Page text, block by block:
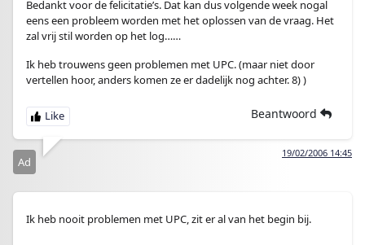
Bedankt voor de felicitatie’s. Dat kan dus volgende week nogal
eens een probleem worden met het oplossen van de vraag. Het
zal vrij stil worden op het log……
Ik heb trouwens geen problemen met UPC. (maar niet door
vertellen hoor, anders komen ze er dadelijk nog achter. 8) )
Beantwoord
19/02/2006 14:45
Ad
Ik heb nooit problemen met UPC, zit er al van het begin bij.